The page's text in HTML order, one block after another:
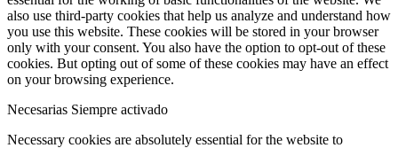
also use third-party cookies that help us analyze and understand how
you use this website. These cookies will be stored in your browser
only with your consent. You also have the option to opt-out of these
cookies. But opting out of some of these cookies may have an effect
on your browsing experience.
Necesarias Siempre activado
Necessary cookies are absolutely essential for the website to